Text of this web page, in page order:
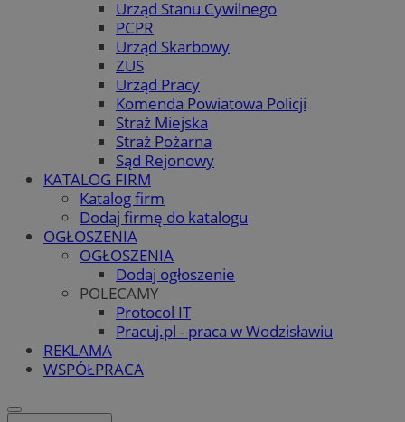
Urząd Stanu Cywilnego
PCPR
Urząd Skarbowy
ZUS
Urząd Pracy
Komenda Powiatowa Policji
Straż Miejska
Straż Pożarna
Sąd Rejonowy
KATALOG FIRM
Katalog firm
Dodaj firmę do katalogu
OGŁOSZENIA
OGŁOSZENIA
Dodaj ogłoszenie
POLECAMY
Protocol IT
Pracuj.pl - praca w Wodzisławiu
REKLAMA
WSPÓŁPRACA